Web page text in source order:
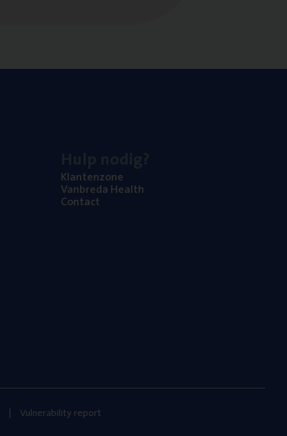
Klan­ten­zo­ne
Van­b­re­da Health
Con­tact
Vulnerability report